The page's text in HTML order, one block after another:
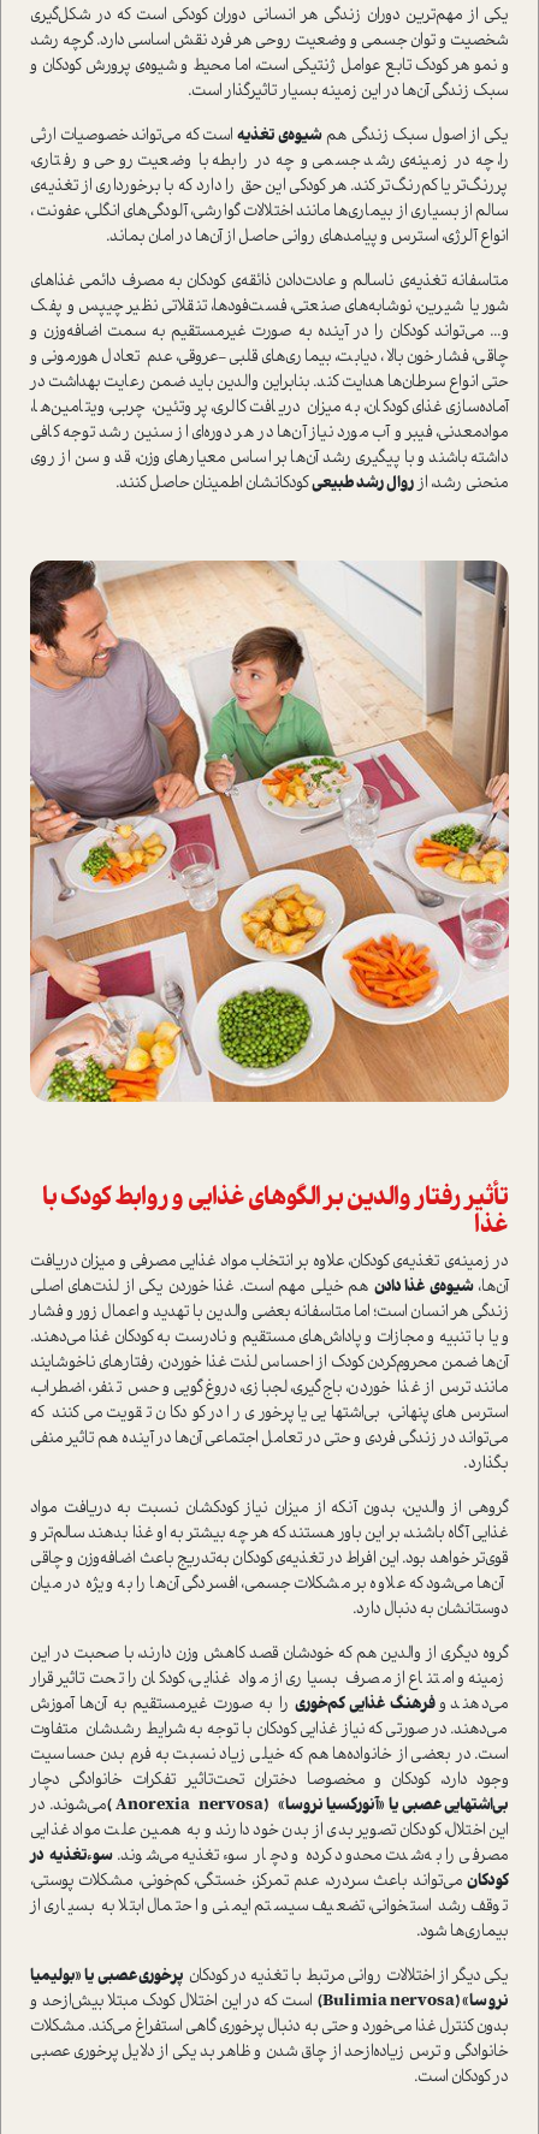
یکی از مهم‌ترین دوران‌ زندگی هر انسانی دوران کودکی است که در شکل‌گیری
شخصیت و توان جسمی و وضعیت روحی هر فرد نقش اساسی دارد. گرچه رشد
و نمو هر کودک تابع عوامل ژنتیکی است، اما محیط و شیوه‌ی پرورش کودکان و
سبک زندگی آن‌ها در این زمینه بسیار تاثیرگذار است.
یکی از اصول سبک زندگی همشیوه‌ی تغذیه است که می‌تواند خصوصیات ارثی
را، چه در زمینه‌ی رشد جسمی و چه در رابطه با وضعیت روحی و رفتاری،
پررنگ‌تر یا کم‌رنگ‌تر کند. هر کودکی این حق را دارد که با برخورداری از تغذیه‌ی
سالم از بسیاری از بیماری‌ها مانند اختلالات گوارشی، آلودگی‌های انگلی، عفونت ،
انواع آلرژی، استرس و پیامدهای روانی حاصل از آن‌ها در امان بماند.
متاسفانه تغذیه‌ی ناسالم و عادت‌دادن ذائقه‌ی کودکان به مصرف دائمی غذاهای
شور یا شیرین، نوشابه‌های صنعتی، فست‌فودها، تنقلاتی نظیر چیپس و پفک
و... می‌تواند کودکان را در آینده به صورت غیرمستقیم به سمت اضافه‌وزن و
چاقی، فشارخون بالا، دیابت، بیماری‌های قلبی‌-عروقی، عدم تعادل هورمونی و
حتی انواع سرطان‌ها هدایت کند. بنابراین والدین باید ضمن رعایت بهداشت در
آماده‌سازی غذای کودکان، به میزان دریافت کالری، پروتئین، چربی، ویتامین‌ها،
موادمعدنی، فیبر و آب مورد نیاز آن‌ها در هر دوره‌ای از سنین رشد توجه کافی
داشته باشند و با پیگیری رشد آن‌ها بر اساس معیارهای وزن، قد و سن از روی
منحنی رشد، ازروال رشد طبیعیکودکانشان اطمینان حاصل کنند.
تأثیر رفتار والدین بر الگوهای غذایی و روابط کودک با
غذا
در زمینه‌ی تغذیه‌ی کودکان، علاوه بر انتخاب مواد غذایی مصرفی و میزان دریافت
آن‌ها، شیوه‌ی غذا دادن هم خیلی مهم است. غذا خوردن یکی از لذت‌های اصلی
زندگی هر انسان است؛ اما متاسفانه بعضی والدین با تهدید و اعمال زور و فشار
و یا با تنبیه و مجازات و پاداش‌های مستقیم و نادرست به کودکان غذا می‌دهند.
آن‌ها ضمن محروم‌کردن کودک از احساس لذت غذا خوردن، رفتارهای ناخوشایند
مانند ترس از غذا خوردن، باج‌گیری، لجبازی، دروغ‌گویی و حس تنفر، اضطراب،
استرس‌های پنهانی، بی‌اشتهایی یا پرخوری را در کودکان تقویت می‌کنند که
می‌تواند در زندگی فردی و حتی در تعامل اجتماعی آن‌ها در آینده هم تاثیر منفی
بگذارد.
گروهی از والدین، بدون آنکه از میزان نیاز کودکشان نسبت به دریافت مواد
غذایی آگاه باشند، بر این باور هستند که هر چه بیشتر به او غذا بدهند سالم‌تر و
قوی‌تر خواهد بود. این افراط در تغذیه‌ی کودکان به‌تدریج باعث اضافه‌وزن و چاقی
آن‌ها می‌شود که علاوه بر مشکلات جسمی، افسردگی آن‌ها را به ویژه در میان
دوستانشان به دنبال دارد.
گروه دیگری از والدین هم که خودشان قصد کاهش وزن دارند، با صحبت در این
زمینه و امتناع از مصرف بسیاری از مواد غذایی، کودکان را تحت‌تاثیر قرار
می‌دهند وفرهنگ غذایی کم‌خوری را به صورت غیر‌مستقیم به آن‌ها آموزش
می‌دهند. در صورتی که نیاز غذایی کودکان با توجه به شرایط رشدشان متفاوت
است. در بعضی از خانواده‌ها هم که خیلی زیاد نسبت به فرم بدن حساسیت
وجود دارد، کودکان و مخصوصا دختران تحت‌تاثیر تفکرات خانوادگی دچار
بی‌اشتهایی عصبی یا «آنورکسیا نروسا» (Anorexia nervosa )
می‌شوند. در
این اختلال، کودکان تصویر بدی از بدن خود دارند و به همین علت مواد غذایی
مصرفی را به‌شدت محدود کرده و دچار سوء‌تغذیه می‌شوند. سوءتغذیه در
کودکان می‌تواند باعث سر‌درد، عدم تمرکز، خستگی، کم‌خونی، مشکلات پوستی،
توقف رشد استخوانی، تضعیف سیستم ایمنی و احتمال ابتلا به بسیاری از
بیماری‌ها شود.
یکی دیگر از اختلالات روانی مرتبط با تغذیه در کودکان پرخوری عصبی یا «بولیمیا
نروسا» (Bulimia nervosa)
است که در این اختلال کودک مبتلا بیش‌از‌حد و
بدون کنترل غذا می‌خورد و حتی به دنبال پرخوری گاهی استفراغ می‌کند. مشکلات
خانوادگی و ترس زیاده‌از‌حد از چاق شدن و ظاهر بد یکی از دلایل پرخوری عصبی
در کودکان است.